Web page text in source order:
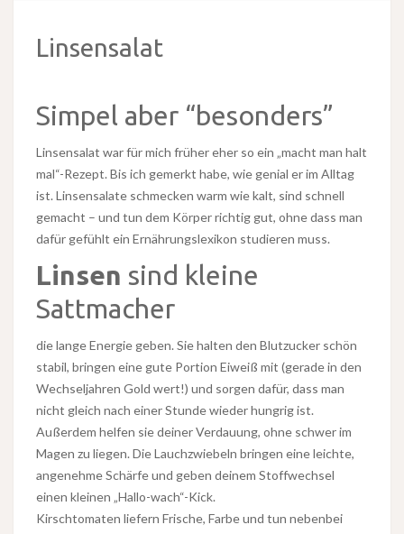
Linsensalat
Simpel aber “besonders”
Linsensalat war für mich früher eher so ein „macht man halt
mal“-Rezept. Bis ich gemerkt habe, wie genial er im Alltag
ist. Linsensalate schmecken warm wie kalt, sind schnell
gemacht – und tun dem Körper richtig gut, ohne dass man
dafür gefühlt ein Ernährungslexikon studieren muss.
Linsen sind kleine
Sattmacher
die lange Energie geben. Sie halten den Blutzucker schön
stabil, bringen eine gute Portion Eiweiß mit (gerade in den
Wechseljahren Gold wert!) und sorgen dafür, dass man
nicht gleich nach einer Stunde wieder hungrig ist.
Außerdem helfen sie deiner Verdauung, ohne schwer im
Magen zu liegen. Die Lauchzwiebeln bringen eine leichte,
angenehme Schärfe und geben deinem Stoffwechsel
einen kleinen „Hallo-wach“-Kick.
Kirschtomaten liefern Frische, Farbe und tun nebenbei